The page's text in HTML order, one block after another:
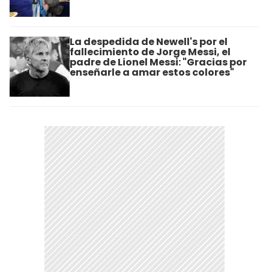
La despedida de Newell's por el
fallecimiento de Jorge Messi, el
padre de Lionel Messi: "Gracias por
enseñarle a amar estos colores"